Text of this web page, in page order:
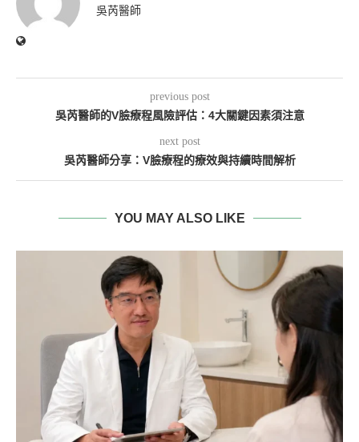
吳芮醫師
previous post
吳芮醫師的V臉療程風險評估：4大關鍵因素須注意
next post
吳芮醫師分享：V臉療程的療效與持續時間解析
YOU MAY ALSO LIKE